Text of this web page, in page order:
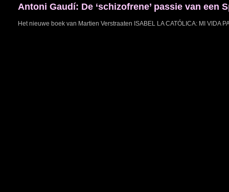
Antoni Gaudí: De ‘schizofrene’ passie van een
Het nieuwe boek van Martien Verstraaten ISABEL LA CATÓLICA: MI